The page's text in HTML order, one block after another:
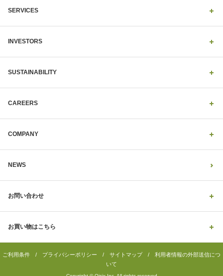
SERVICES
INVESTORS
SUSTAINABILITY
CAREERS
COMPANY
NEWS
お問い合わせ
お買い物はこちら
ご利用条件 / プライバシーポリシー / サイトマップ/ 利用者情報の外部送信につ
いて